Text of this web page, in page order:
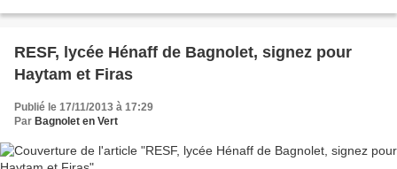
RESF, lycée Hénaff de Bagnolet, signez pour
Haytam et Firas
Publié le 17/11/2013 à 17:29
Par Bagnolet en Vert